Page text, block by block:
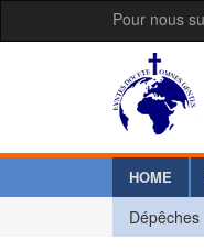
Pour nous
HOME
Dépêches